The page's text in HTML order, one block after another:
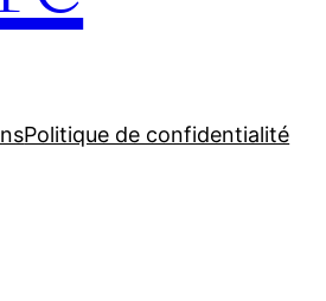
Politique de confidentialité